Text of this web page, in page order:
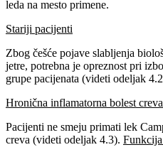
leda na mesto primene.
Stariji pacijenti
Zbog češće pojave slabljenja
jetre, potrebna je opreznost pri
grupe pacijenata (videti odeljak
Hronična inflamatorna bolest
Pacijenti ne smeju primati lek
creva (videti odeljak 4.3).